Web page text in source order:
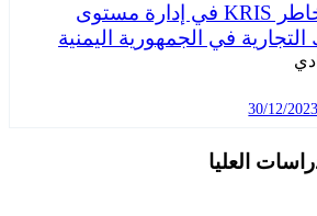
دور مؤشرات المخاطر KRIS في إدارة مستوى
في الجمهورية اليمنية
30/12/2023
العليا